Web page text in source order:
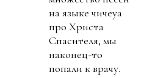
на языке чичеуа
про Христа
Спасителя, мы
наконец-то
попали к врачу.